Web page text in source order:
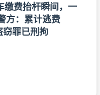
缴费抬杆瞬间，一
方：累计逃费
罪已刑拘